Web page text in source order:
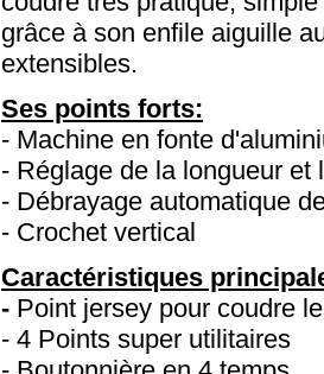
grâce à son enfile aiguille
extensibles.
Ses points forts:
- Machine en fonte
- Réglage de la longueur et
- Débrayage automatique
- Crochet vertical
Caractéristiques
- Point jersey pour coudre
- 4 Points super utilitaires